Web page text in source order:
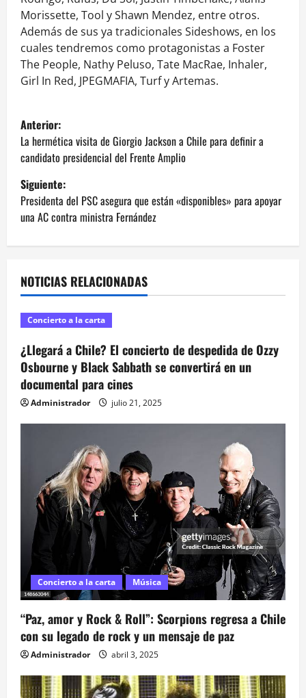
Morissette, Tool y Shawn Mendez, entre otros.
Además de sus ya tradicionales Sideshows, en los
cuales tendremos como protagonistas a Foster
The People, Nathy Peluso, Tate MacRae, Inhaler,
Girl In Red, JPEGMAFIA, Turf y Artemas.
N
a
v
e
c
i
ó
n
d
a
d
a
s
Anterior:
La hermética visita de Giorgio Jackson a Chile para definir a
candidato presidencial del Frente Amplio
Siguiente:
Presidenta del PSC asegura que están «disponibles» para apoyar
una AC contra ministra Fernández
NOTICIAS RELACIONADAS
Concierto a la carta
¿Llegará a Chile? El concierto de despedida de Ozzy
Osbourne y Black Sabbath se convertirá en un
documental para cines
Administrador julio 21, 2025
Concierto a la carta Música
“Paz, amor y Rock & Roll”: Scorpions regresa a Chile
con su legado de rock y un mensaje de paz
Administrador abril 3, 2025